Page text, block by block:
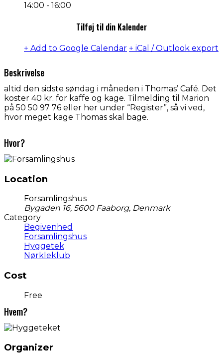
14:00 - 16:00
Tilføj til din Kalender
+ Add to Google Calendar + iCal / Outlook export
Beskrivelse
altid den sidste søndag i måneden i Thomas’ Café. Det
koster 40 kr. for kaffe og kage. Tilmelding til Marion
på 50 50 97 76 eller her under “Register”, så vi ved,
hvor meget kage Thomas skal bage.
Hvor?
Location
Forsamlingshus
Bygaden 16, 5600 Faaborg, Denmark
Category
Begivenhed
Forsamlingshus
Hyggetek
Nørkleklub
Cost
Free
Hvem?
Organizer